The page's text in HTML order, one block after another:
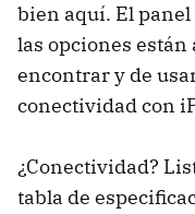
bien aquí. El
las opciones están
encontrar y de
conectividad con
¿Conectividad?
tabla de